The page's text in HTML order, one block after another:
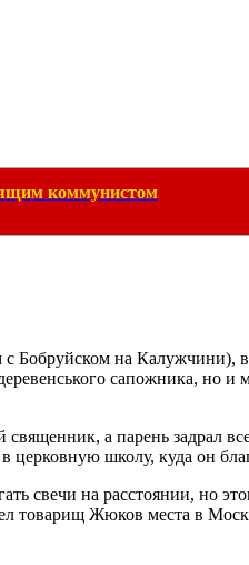
коммунистом
Бобруйском на Калужчини),
сапожника,
священник, а парень
школу, куда он
свечи на расстоянии, но
товарищ Жюков места в